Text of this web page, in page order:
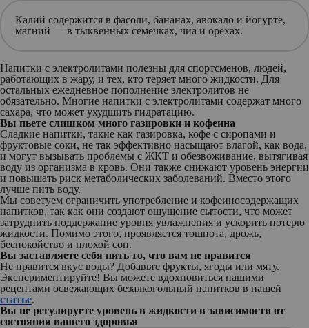
Калий содержится в фасоли, бананах, авокадо и йогурте,
магний — в тыквенных семечках, чиа и орехах.
Напитки с электролитами полезны для спортсменов, людей,
работающих в жару, и тех, кто теряет много жидкости. Для
остальных ежедневное пополнение электролитов не
обязательно. Многие напитки с электролитами содержат много
сахара, что может ухудшить гидратацию.
Вы пьете слишком много газировки и кофеина
Сладкие напитки, такие как газировка, кофе с сиропами и
фруктовые соки, не так эффективно насыщают влагой, как вода,
и могут вызывать проблемы с ЖКТ и обезвоживание, вытягивая
воду из организма в кровь. Они также снижают уровень энергии
и повышать риск метаболических заболеваний. Вместо этого
лучше пить воду.
Мы советуем ограничить употребление и кофеиносодержащих
напитков, так как они создают ощущение сытости, что может
затруднить поддержание уровня увлажнения и ускорить потерю
жидкости. Помимо этого, проявляется тошнота, дрожь,
беспокойство и плохой сон.
Вы заставляете себя пить то, что вам не нравится
Не нравится вкус воды? Добавьте фрукты, ягоды или мяту.
Экспериментируйте! Вы можете вдохновиться нашими
рецептами освежающих безалкогольный напитков в нашей
статье.
Вы не регулируете уровень в жидкости в зависимости от
состояния вашего здоровья